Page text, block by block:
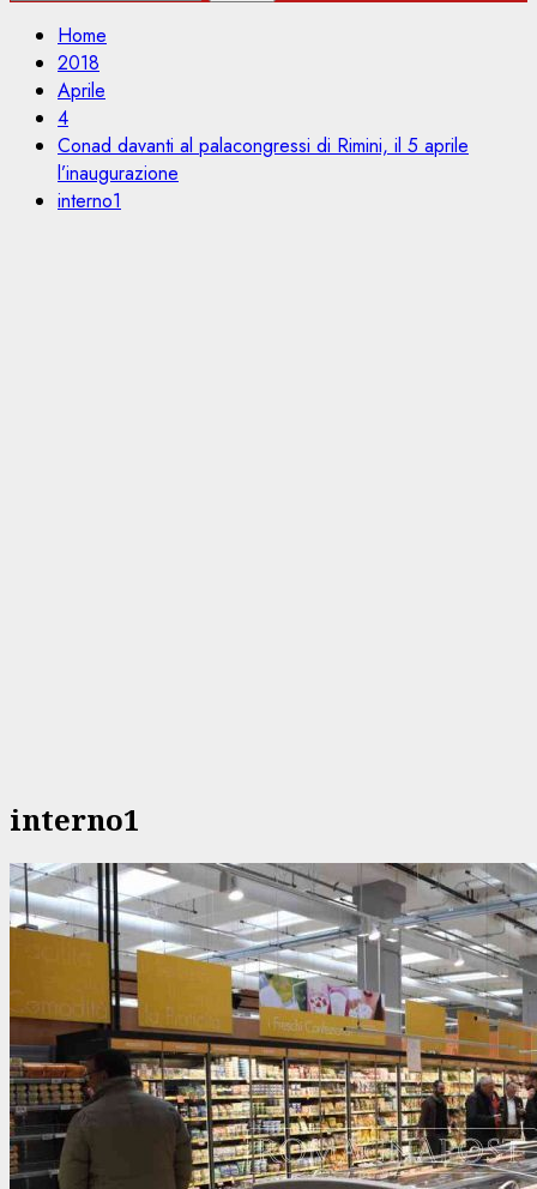
Home
2018
Aprile
4
Conad davanti al palacongressi di Rimini, il 5 aprile
l’inaugurazione
interno1
interno1